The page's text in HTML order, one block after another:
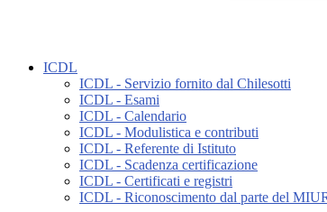
ICDL
ICDL - Servizio fornito dal Chilesotti
ICDL - Esami
ICDL - Calendario
ICDL - Modulistica e contributi
ICDL - Referente di Istituto
ICDL - Scadenza certificazione
ICDL - Certificati e registri
ICDL - Riconoscimento dal parte del